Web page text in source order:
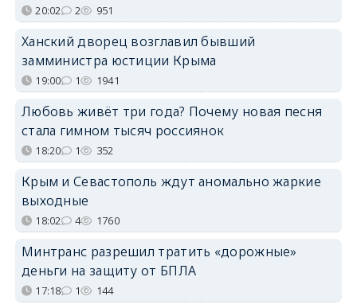
20:02 2 951
Ханский дворец возглавил бывший
замминистра юстиции Крыма
19:00 1 1941
Любовь живёт три года? Почему новая песня
стала гимном тысяч россиянок
18:20 1 352
Крым и Севастополь ждут аномально жаркие
выходные
18:02 4 1760
Минтранс разрешил тратить «дорожные»
деньги на защиту от БПЛА
17:18 1 144